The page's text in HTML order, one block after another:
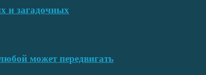
и загадочных
может передвигать